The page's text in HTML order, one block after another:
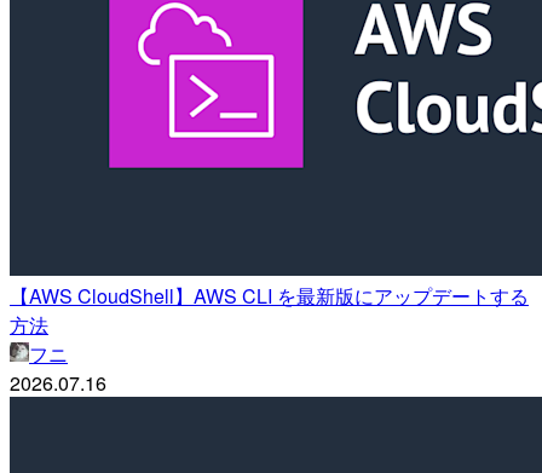
【AWS CloudShell】AWS CLI を最新版にアップデートする
方法
フニ
2026.07.16